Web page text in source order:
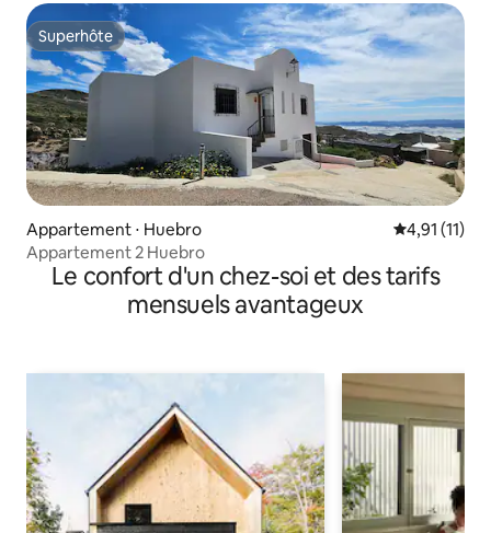
Superhôte
Superhôte
Appartement ⋅ Huebro Évaluation
4,91 (11)
Appartement 2 Huebro
Le confort d'un chez-soi et des tarifs
mensuels avantageux